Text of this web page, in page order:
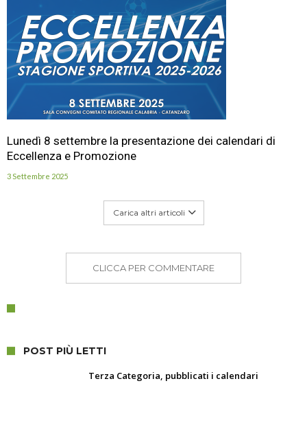
Lunedì 8 settembre la presentazione dei calendari di
Eccellenza e Promozione
3 Settembre 2025
Carica altri articoli
CLICCA PER COMMENTARE
POST PIÙ LETTI
Terza Categoria, pubblicati i calendari